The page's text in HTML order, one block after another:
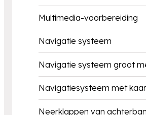
Multimedia-voorbereiding
Navigatie systeem
Navigatie systeem groot
Navigatiesysteem met
Neerklappen van